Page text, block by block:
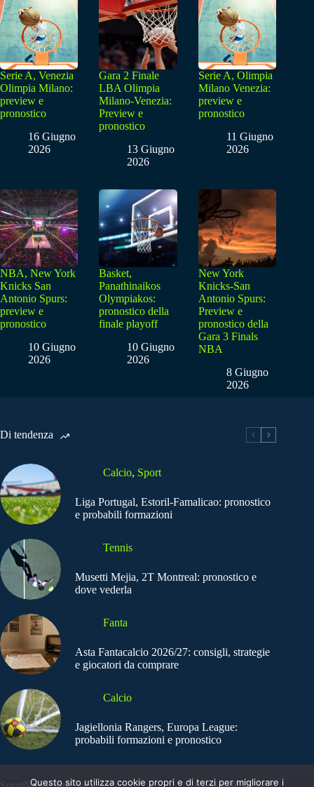
Serie A, Venezia
Olimpia Milano:
preview e
pronostico
16 Giugno
2026
Gara 2 Finale
LBA Olimpia
Milano-Venezia:
Preview e
pronostico
13 Giugno
2026
Serie A, Olimpia
Milano Venezia:
preview e
pronostico
11 Giugno
2026
NBA, New York
Knicks San
Antonio Spurs:
preview e
pronostico
10 Giugno
2026
Basket,
Panathinaikos
Olympiakos:
pronostico della
finale playoff
10 Giugno
2026
New York
Knicks-San
Antonio Spurs:
Preview e
pronostico della
Gara 3 Finals
NBA
8 Giugno
2026
Di tendenza
Calcio, Sport
Liga Portugal, Estoril-Famalicao: pronostico
e probabili formazioni
Tennis
Musetti Mejia, 2T Montreal: pronostico e
dove vederla
Fanta
Asta Fantacalcio 2026/27: consigli, strategie
e giocatori da comprare
Calcio
Jagiellonia Rangers, Europa League:
probabili formazioni e pronostico
Questo sito utilizza cookie propri e di terzi per migliorare i